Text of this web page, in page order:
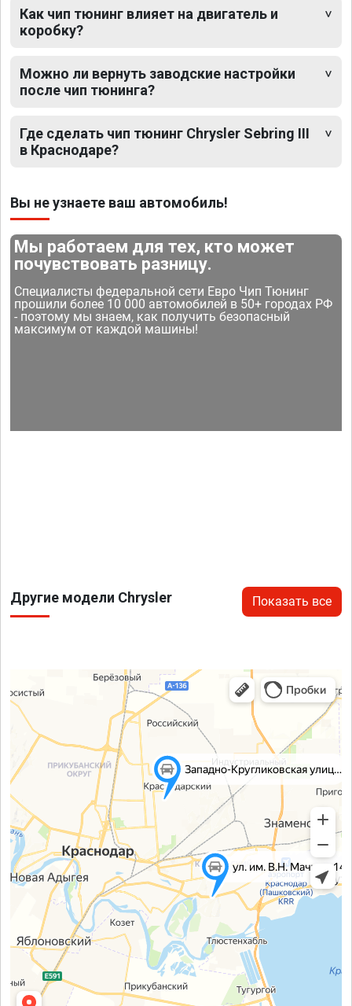
Как чип тюнинг влияет на двигатель и
коробку?
Можно ли вернуть заводские настройки
после чип тюнинга?
Где сделать чип тюнинг Chrysler Sebring III
в Краснодаре?
Вы не узнаете ваш автомобиль!
Мы работаем для тех, кто может
почувствовать разницу.
Специалисты федеральной сети Евро Чип Тюнинг
прошили более 10 000 автомобилей в 50+ городах РФ
- поэтому мы знаем, как получить безопасный
максимум от каждой машины!
Другие модели Chrysler Показать все